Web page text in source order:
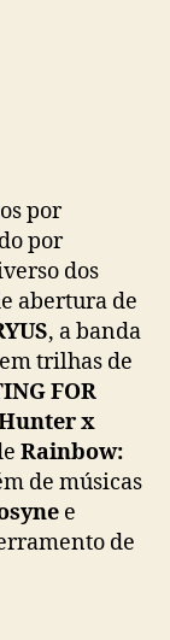
por
por
dos
abertura de
, a banda
trilhas de
FOR
x
Rainbow:
de músicas
e
de